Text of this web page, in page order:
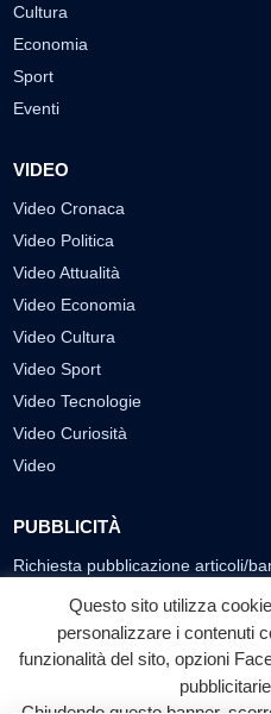
Cultura
Economia
Sport
Eventi
VIDEO
Video Cronaca
Video Politica
Video Attualità
Video Economia
Video Cultura
Video Sport
Video Tecnologie
Video Curiosità
Video
PUBBLICITÀ
Richiesta pubblicazione articoli/
SEGUICI SUI SOCIAL
f
Facebook
Questo sito utilizza
personalizzare i contenuti
funzionalità del sito, opzioni